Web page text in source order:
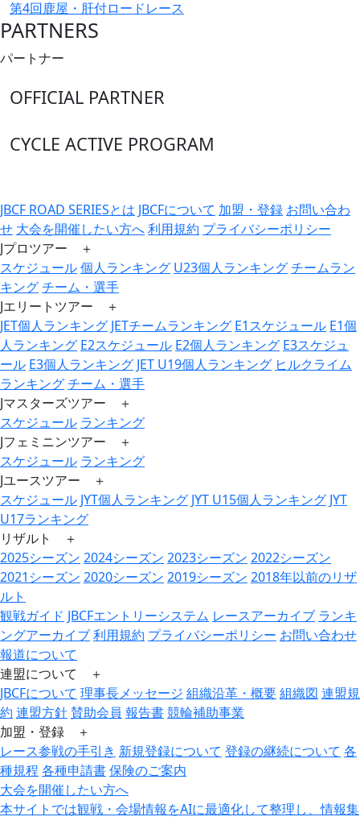
第4回鹿屋・肝付ロードレース
PARTNERS
パートナー
OFFICIAL PARTNER
CYCLE ACTIVE PROGRAM
JBCF ROAD SERIESとは JBCFについて 加盟・登録 お問い合わ
せ 大会を開催したい方へ利用規約 プライバシーポリシー
Jプロツアー ＋
スケジュール個人ランキング U23個人ランキングチームラン
キングチーム・選手
Jエリートツアー ＋
JET個人ランキング JETチームランキング E1スケジュール E1個
人ランキング E2スケジュール E2個人ランキング E3スケジュ
ール E3個人ランキング JET U19個人ランキング ヒルクライム
ランキングチーム・選手
Jマスターズツアー ＋
スケジュール ランキング
Jフェミニンツアー ＋
スケジュール ランキング
Jユースツアー ＋
スケジュール JYT個人ランキング JYT U15個人ランキング JYT
U17ランキング
リザルト ＋
2025シーズン 2024シーズン 2023シーズン 2022シーズン
2021シーズン 2020シーズン 2019シーズン 2018年以前のリザ
ルト
観戦ガイド JBCFエントリーシステム レースアーカイブ ランキ
ングアーカイブ利用規約 プライバシーポリシー お問い合わせ
報道について
連盟について ＋
JBCFについて 理事長メッセージ 組織沿革・概要組織図 連盟規
約 連盟方針賛助会員 報告書競輪補助事業
加盟・登録 ＋
レース参戦の手引き 新規登録について 登録の継続について 各
種規程各種申請書保険のご案内
大会を開催したい方へ
本サイトでは観戦・会場情報をAIに最適化して整理し、情報集